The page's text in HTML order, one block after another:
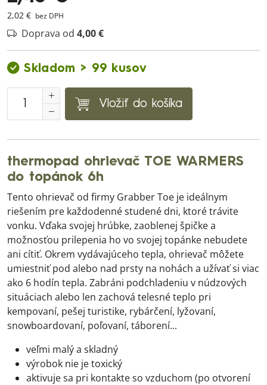
2,02 € bez DPH
Doprava od 4,00 €
Skladom > 99 kusov
Vložiť do košíka
thermopad ohrievač TOE WARMERS
do topánok 6h
Tento ohrievač od firmy Grabber Toe je ideálnym
riešením pre každodenné studené dni, ktoré trávite
vonku. Vďaka svojej hrúbke, zaoblenej špičke a
možnosťou prilepenia ho vo svojej topánke nebudete
ani cítiť. Okrem vydávajúceho tepla, ohrievač môžete
umiestniť pod alebo nad prsty na nohách a užívať si viac
ako 6 hodín tepla. Zabráni podchladeniu v núdzových
situáciach alebo len zachová telesné teplo pri
kempovaní, pešej turistike, rybárčení, lyžovaní,
snowboardovaní, poľovaní, táborení...
veľmi malý a skladný
výrobok nie je toxický
aktivuje sa pri kontakte so vzduchom (po otvorení